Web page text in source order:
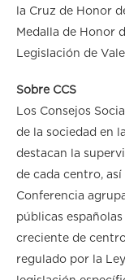
la Cruz de Honor
Medalla de Honor
Legislación de
Sobre CCS
Los Consejos
de la sociedad en
destacan la
de cada centro,
Conferencia
públicas
creciente de
regulado por la